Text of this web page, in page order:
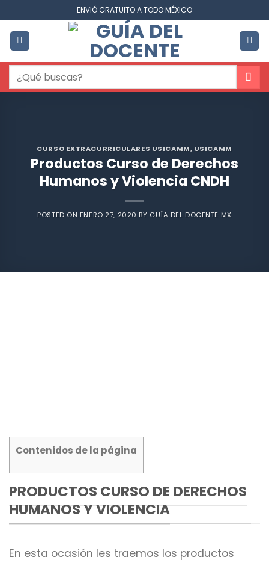
al
contenido
ENVIÓ GRATUITO A TODO MÉXICO
Buscar
por:
CURSO EXTRACURRICULARES USICAMM, USICAMM
Productos Curso de Derechos
Humanos y Violencia CNDH
POSTED ON ENERO 27, 2020 BY GUÍA DEL DOCENTE MX
Contenidos de la página
PRODUCTOS CURSO DE DERECHOS
HUMANOS Y VIOLENCIA
En esta ocasión les traemos los productos